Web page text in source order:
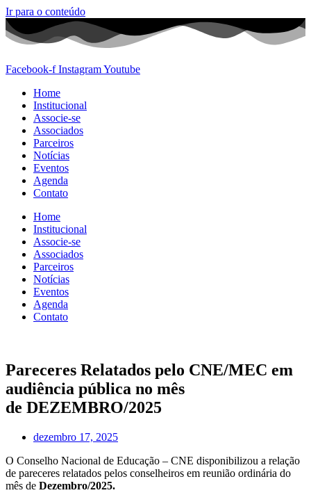
Ir para o conteúdo
Facebook-f InstagramYoutube
Home
Institucional
Associe-se
Associados
Parceiros
Notícias
Eventos
Agenda
Contato
Home
Institucional
Associe-se
Associados
Parceiros
Notícias
Eventos
Agenda
Contato
Pareceres Relatados pelo CNE/MEC em
audiência pública no mês
de DEZEMBRO/2025
dezembro 17, 2025
O Conselho Nacional de Educação – CNE disponibilizou a relação
de pareceres relatados pelos conselheiros em reunião ordinária do
mês de Dezembro/2025.